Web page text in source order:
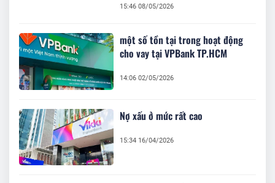
15:46 08/05/2026
một số tồn tại trong hoạt động
cho vay tại VPBank TP.HCM
14:06 02/05/2026
Nợ xấu ở mức rất cao
15:34 16/04/2026